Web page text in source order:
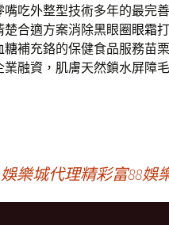
嘴吃外整型技術多年的最完
楚合適方案消除黑眼圈 眼霜
糖補充鉻的保健食品服務苗
業融資，肌膚天然鎖水屏障
樂城代理精彩富88娛